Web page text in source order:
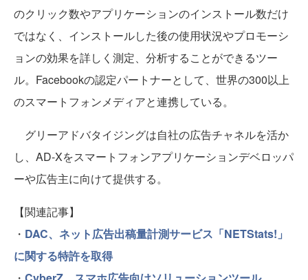
のクリック数やアプリケーションのインストール数だけ
ではなく、インストールした後の使用状況やプロモーシ
ョンの効果を詳しく測定、分析することができるツー
ル。Facebookの認定パートナーとして、世界の300以上
のスマートフォンメディアと連携している。
グリーアドバタイジングは自社の広告チャネルを活か
し、AD-Xをスマートフォンアプリケーションデベロッパ
ーや広告主に向けて提供する。
【関連記事】
・ DAC、ネット広告出稿量計測サービス「NETStats!」
に関する特許を取得